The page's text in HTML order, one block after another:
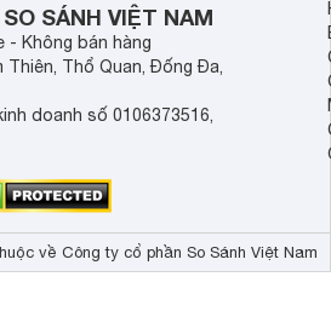
SÁNH VIỆT NAM
- Không bán hàng
Thiên, Thổ Quan, Đống Đa,
doanh số 0106373516,
về Công ty cổ phần So Sánh Việt Nam